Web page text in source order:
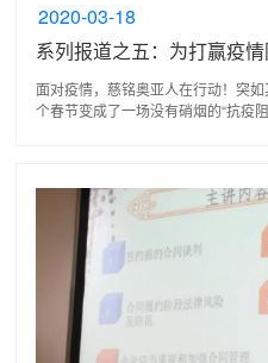
2020-03-18
面对疫情，慈铭奥亚人在行动！突
个春节变成了一场没有硝烟的“抗疫